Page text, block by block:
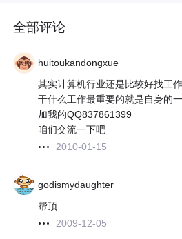
全部评论
huitoukandongxue
其实计算机行业还是比较好找工
干什么工作最重要的就是自身的
加我的QQ837861399
咱们交流一下吧
2010-01-15
godismydaughter
帮顶
2009-12-05